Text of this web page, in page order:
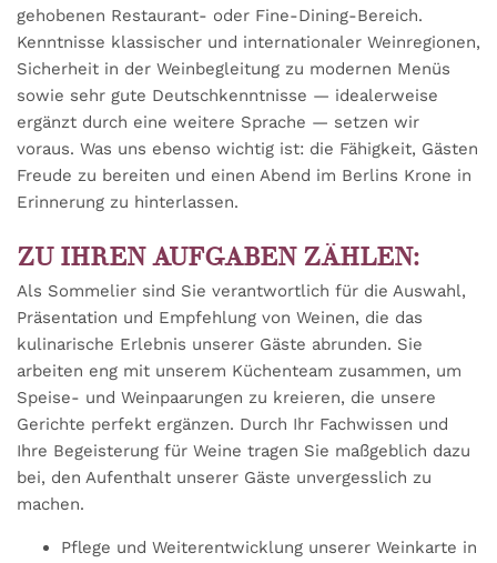
gehobenen Restaurant- oder Fine-Dining-Bereich.
Kenntnisse klassischer und internationaler Weinregionen,
Sicherheit in der Weinbegleitung zu modernen Menüs
sowie sehr gute Deutschkenntnisse — idealerweise
ergänzt durch eine weitere Sprache — setzen wir
voraus. Was uns ebenso wichtig ist: die Fähigkeit, Gästen
Freude zu bereiten und einen Abend im Berlins Krone in
Erinnerung zu hinterlassen.
ZU IHREN AUFGABEN ZÄHLEN:
Als Sommelier sind Sie verantwortlich für die Auswahl,
Präsentation und Empfehlung von Weinen, die das
kulinarische Erlebnis unserer Gäste abrunden. Sie
arbeiten eng mit unserem Küchenteam zusammen, um
Speise- und Weinpaarungen zu kreieren, die unsere
Gerichte perfekt ergänzen. Durch Ihr Fachwissen und
Ihre Begeisterung für Weine tragen Sie maßgeblich dazu
bei, den Aufenthalt unserer Gäste unvergesslich zu
machen.
Pflege und Weiterentwicklung unserer Weinkarte in